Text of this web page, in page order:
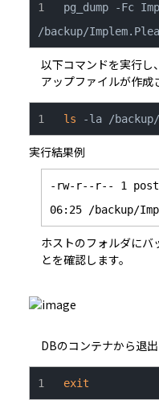
pg_dump -Fc
/backup/
以下コマンドを実行し
アップファイルが作成
ls -la /backup/
実行結果例
-rw-r--r-- 1
06:25 /backup/
ホストのフォルダにバ
とを確認します。
DBのコンテナから退出
exit